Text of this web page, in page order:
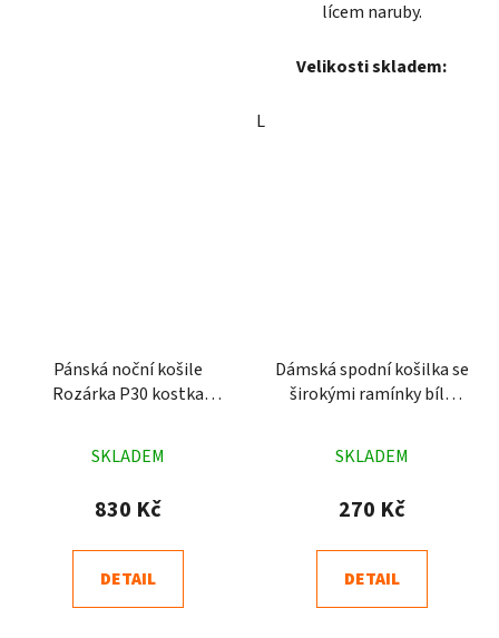
lícem naruby.
Velikosti skladem:
L
Pánská noční košile
Rozárka P30 kostka
hodnocení
produktu
4,6
z
SKLADEM
830 Kč
DETAIL
Dámská spodní košilka se
širokými ramínky bílá
hodnocení
produktu
4,5
z
SKLADEM
270 Kč
DETAIL